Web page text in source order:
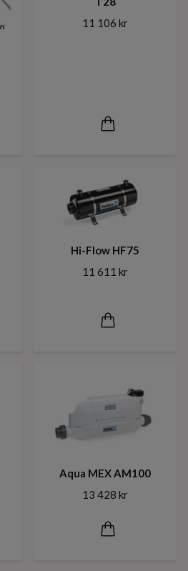
11 106 kr
Hi-Flow HF75
11 611 kr
Aqua MEX AM100
13 428 kr